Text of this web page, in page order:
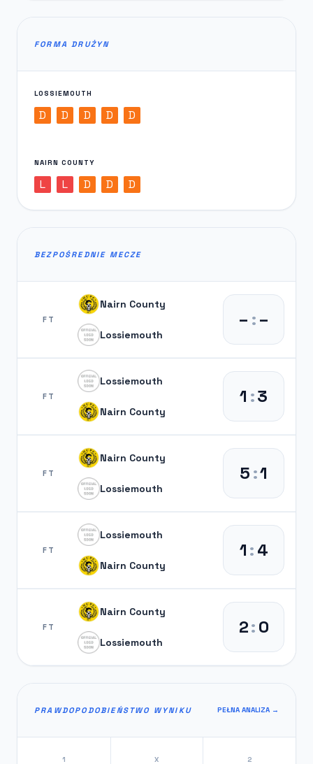
FORMA DRUŻYN
LOSSIEMOUTH
D D D D D
NAIRN COUNTY
L L D D D
BEZPOŚREDNIE MECZE
FT
Nairn County
Lossiemouth
– :–
FT
Lossiemouth
Nairn County
1 :3
FT
Nairn County
Lossiemouth
5:1
FT
Lossiemouth
Nairn County
1:4
FT
Nairn County
Lossiemouth
2:0
PRAWDOPODOBIEŃSTWO WYNIKU PEŁNA ANALIZA →
1 X 2